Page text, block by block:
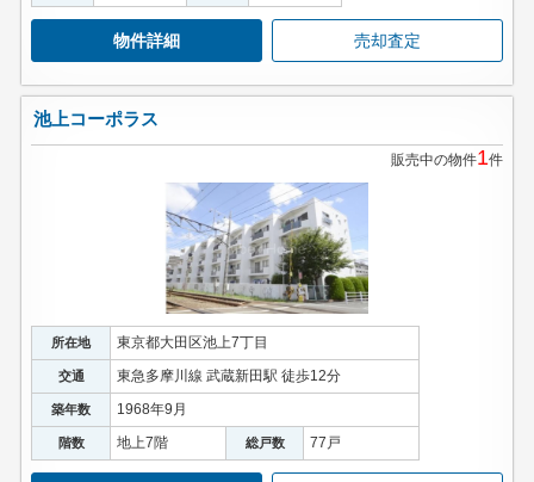
物件詳細 売却査定
池上コーポラス
販売中の物件1件
所在地 東京都大田区池上7丁目
交通 東急多摩川線 武蔵新田駅 徒歩12分
築年数 1968年9月
階数 地上7階 総戸数 77戸